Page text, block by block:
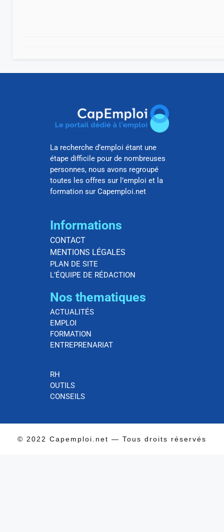
La recherche d’emploi étant une
étape difficile pour de nombreuses
personnes, nous avons regroupé
toutes les offres sur l’emploi et la
formation sur Capemploi.net
Informations
CONTACT
MENTIONS LÉGALES
PLAN DE SITE
L’ÉQUIPE DE RÉDACTION
Nos thematiques
ACTUALITÉS
EMPLOI
FORMATION
ENTREPRENARIAT
RH
OUTILS
CONSEILS
© 2022 Capemploi.net — Tous droits réservés